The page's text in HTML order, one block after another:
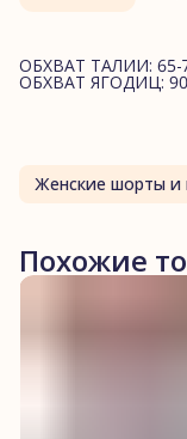
ОБХВАТ ТАЛИИ: 65-
ОБХВАТ ЯГОДИЦ:
Женские шорты и
Похожие